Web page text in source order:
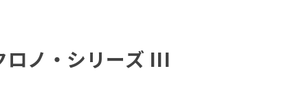
ノ・シリーズ III